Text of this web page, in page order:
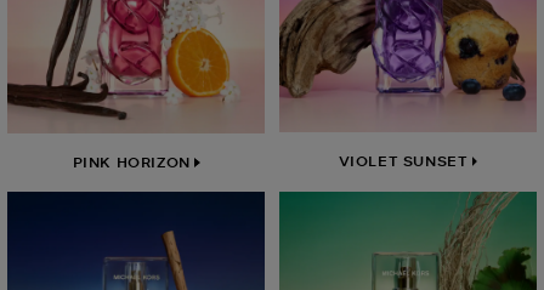
PINK HORIZON VIOLET SUNSET